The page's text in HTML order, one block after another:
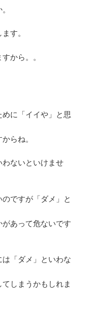
す。
から。。
に「イイや」と思
らね。
ないといけませ
ですが「ダメ」と
あって危ないです
「ダメ」といわな
しまうかもしれま